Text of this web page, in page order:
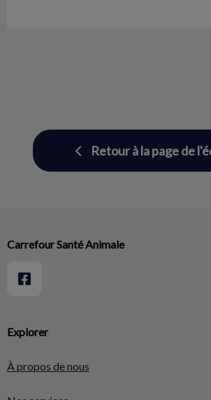
Retour à la page de
Explorer
À propos de nous
Carrefour Santé Animale